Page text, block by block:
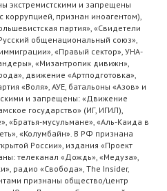
экстремистскими и запрещены
признан иноагентом),
партия», «Свидетели
общенациональный союз»,
«Правый сектор», УНА-
«Мизантропик дивижн»,
движение «Артподготовка»,
«Воля», АУЕ, батальоны «Азов» и
и запрещены: «Движение
государство» (ИГ, ИГИЛ),
«Братья-мусульмане», «Аль-Каида в
«Колумбайн». В РФ признана
России», издания «Проект
телеканал «Дождь», «Медуза»,
радио «Свобода», The Insider,
признаны общество/центр